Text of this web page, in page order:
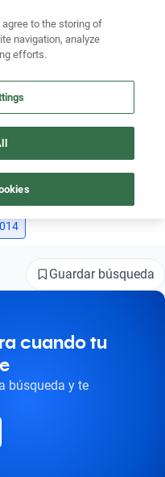
Ubicación
4
Guardar búsqueda
cuando tu
búsqueda y te
agree to the storing of
navigation, analyze
efforts.